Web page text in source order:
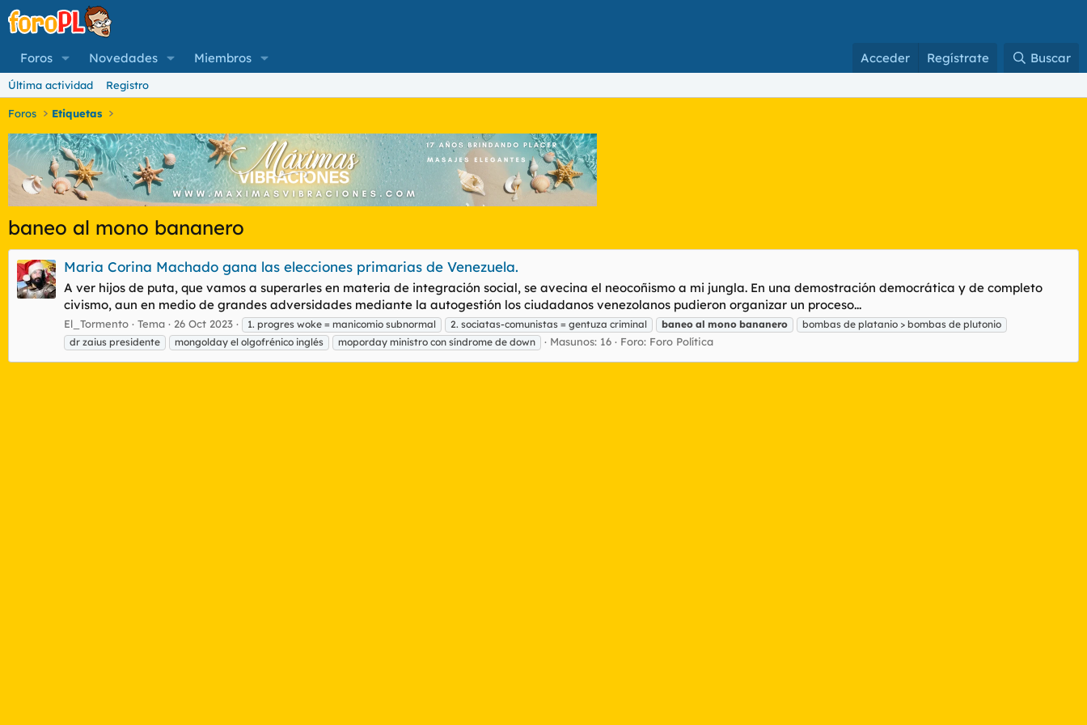
Foros Novedades Miembros Acceder Regístrate Buscar
Última actividad Registro
Foros Etiquetas
baneo al mono bananero
Maria Corina Machado gana las elecciones primarias de Venezuela.
A ver hijos de puta, que vamos a superarles en materia de integración social, se avecina el neocoñismo a mi jungla. En una demostración democrática y de completo
civismo, aun en medio de grandes adversidades mediante la autogestión los ciudadanos venezolanos pudieron organizar un proceso...
El_Tormento Tema 26 Oct 2023 1. progres woke = manicomio subnormal 2. sociatas-comunistas = gentuza criminal baneo al mono bananero
bombas de platanio > bombas de plutonio
dr zaius presidente
mongolday el olgofrénico inglés moporday ministro con síndrome de down Masunos: 16 Foro: Foro Política